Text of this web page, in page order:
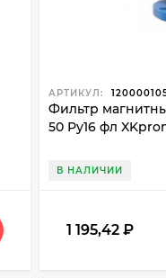
АРТИКУЛ:
Фильтр
50 Ру16 фл
В НАЛИЧИИ
1 195,42 ₽